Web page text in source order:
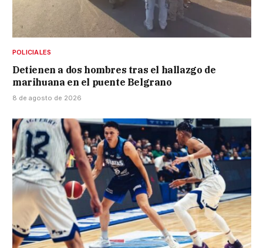
POLICIALES
Detienen a dos hombres tras el hallazgo de
marihuana en el puente Belgrano
8 de agosto de 2026